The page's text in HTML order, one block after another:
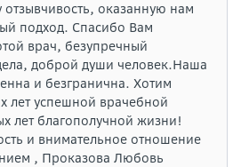
оказанную нам
подход. Спасибо Вам
врач, безупречный
доброй души человек.Наша
и безгранична. Хотим
лет успешной врачебной
лет благополучной жизни!
и внимательное отношение
, Проказова Любовь